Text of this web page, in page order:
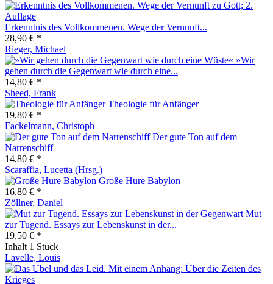
Erkenntnis des Vollkommenen. Wege der Vernunft...
28,90 € *
Rieger, Michael
»Wir
gehen durch die Gegenwart wie durch eine...
14,80 € *
Sheed, Frank
Theologie für Anfänger
19,80 € *
Fackelmann, Christoph
Der gute Ton auf dem
Narrenschiff
14,80 € *
Scaraffia, Lucetta (Hrsg.)
Große Hure Babylon
16,80 € *
Zöllner, Daniel
Mut
zur Tugend. Essays zur Lebenskunst in der...
19,50 € *
Inhalt 1 Stück
Lavelle, Louis